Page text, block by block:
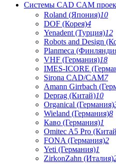
Системы CAD CAM
Roland (Япония)10
DOF (Корея)4
Yenadent (Турция)12
Robots and Design
Planmeca
VHF (Германия)18
IMES-ICORE
Sirona CAD/CAM7
Amann Girrbach
Deprag (Китай)10
Organical (Германия)
Wieland (Германия)8
Каво (Германия)1
Omitec A5 Pro
FONA (Германия)2
Yeti (Германия)1
ZirkonZahn (Италия)